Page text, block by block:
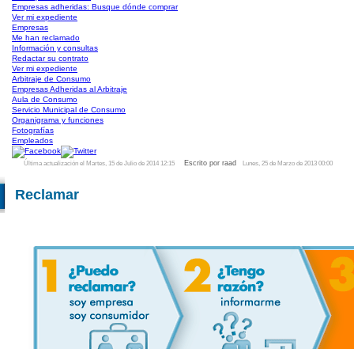
Empresas adheridas: Busque dónde comprar
Ver mi expediente
Empresas
Me han reclamado
Información y consultas
Redactar su contrato
Ver mi expediente
Arbitraje de Consumo
Empresas Adheridas al Arbitraje
Aula de Consumo
Servicio Municipal de Consumo
Organigrama y funciones
Fotografías
Empleados
Última actualización el Martes, 15 de Julio de 2014 12:15 Escrito por raad Lunes, 25 de Marzo de 2013 00:00
Reclamar